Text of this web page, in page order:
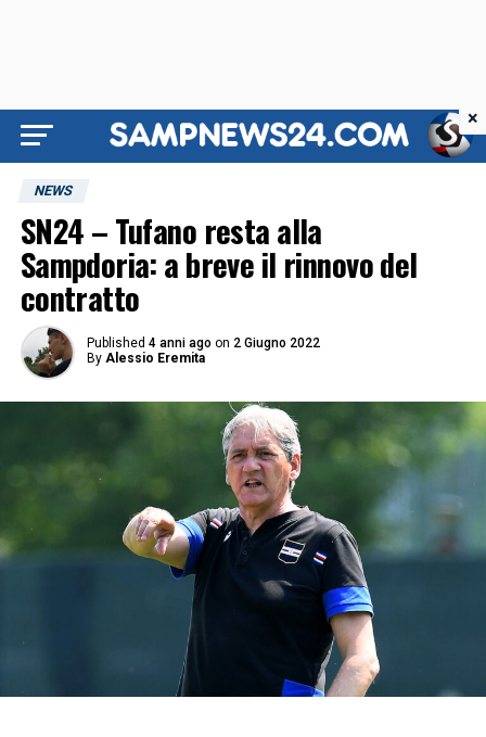
NEWS
SN24 – Tufano resta alla
Sampdoria: a breve il rinnovo del
contratto
Published 4 anni ago on 2 Giugno 2022
By Alessio Eremita
×